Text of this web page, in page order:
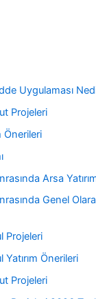
Uygulaması
Projeleri
Önerileri
Arsa
Genel
Projeleri
Önerileri
Projeleri